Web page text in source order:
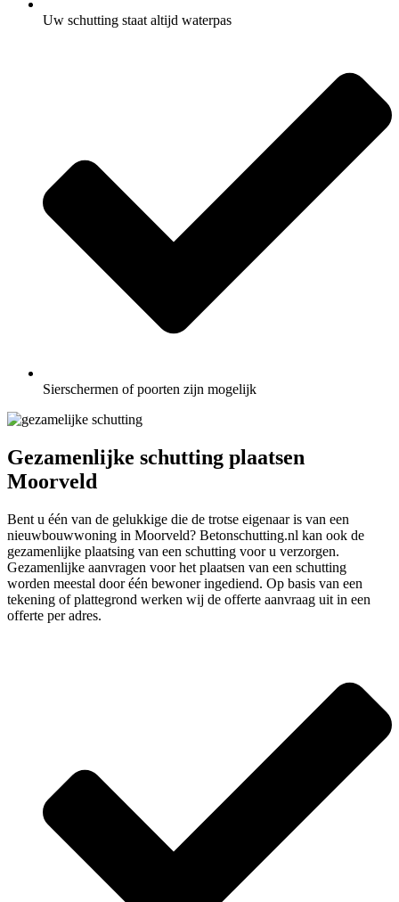
Uw schutting staat altijd waterpas
Sierschermen of poorten zijn mogelijk
Gezamenlijke schutting plaatsen
Moorveld
Bent u één van de gelukkige die de trotse eigenaar is van een
nieuwbouwwoning in Moorveld? Betonschutting.nl kan ook de
gezamenlijke plaatsing van een schutting voor u verzorgen.
Gezamenlijke aanvragen voor het plaatsen van een schutting
worden meestal door één bewoner ingediend. Op basis van een
tekening of plattegrond werken wij de offerte aanvraag uit in een
offerte per adres.